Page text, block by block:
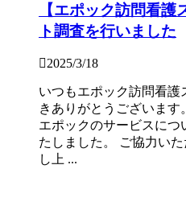
【エポック訪問看
ト調査を行いました
2025/3/18
いつもエポック訪問看
きありがとうございます
エポックのサービスにつ
たしました。 ご協力い
し上 ...